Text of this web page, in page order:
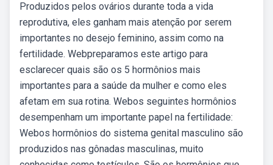
Produzidos pelos ovários durante toda a vida
reprodutiva, eles ganham mais atenção por serem
importantes no desejo feminino, assim como na
fertilidade. Webpreparamos este artigo para
esclarecer quais são os 5 hormônios mais
importantes para a saúde da mulher e como eles
afetam em sua rotina. Webos seguintes hormônios
desempenham um importante papel na fertilidade:
Webos hormônios do sistema genital masculino são
produzidos nas gônadas masculinas, muito